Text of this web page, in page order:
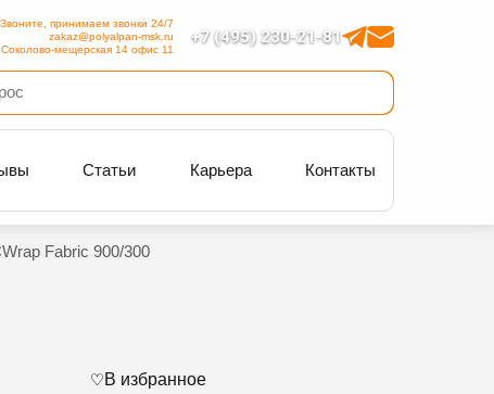
+7 (495) 230-21-81
Звоните, принимаем звонки 24/7
zakaz@polyalpan-msk.ru
Соколово-мещерская 14 офис 11
Статьи Карьера Контакты
Fabric 900/300
В избранное